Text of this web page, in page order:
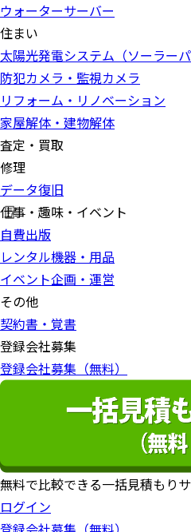
ウォーターサーバー
住まい
太陽光発電システム（ソーラーパ
防犯カメラ・監視カメラ
リフォーム・リノベーション
家屋解体・建物解体
査定・買取
修理
データ復旧
仕事・趣味・イベント
自費出版
レンタル機器・用品
イベント企画・運営
その他
契約書・覚書
登録会社募集
登録会社募集（無料）
無料で比較できる一括見積もり
ログイン